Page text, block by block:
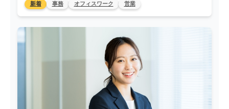
新着 事務 オフィスワーク 営業